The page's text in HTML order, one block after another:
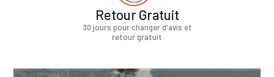
Retour Gratuit
30 jours pour changer d'avis et
retour gratuit